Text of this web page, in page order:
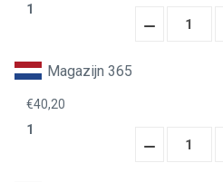
1
Hoeveelheid
Magazijn 365
€40,20
1
Hoeveelheid